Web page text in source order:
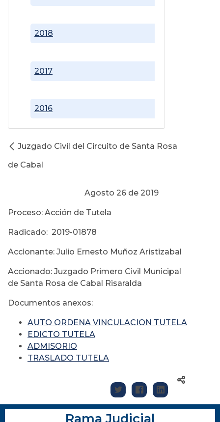
2016
2017
2018
Juzgado Civil del Circuito de Santa Rosa
de Cabal
Agosto 26 de 2019
Proceso: Acción de Tutela
Radicado: 2019-01878
Accionante: Julio Ernesto Muñoz Aristizabal
Accionado: Juzgado Primero Civil Municipal
de Santa Rosa de Cabal Risaralda
Documentos anexos:
AUTO ORDENA VINCULACION TUTELA
EDICTO TUTELA
ADMISORIO
TRASLADO TUTELA
Rama Judicial